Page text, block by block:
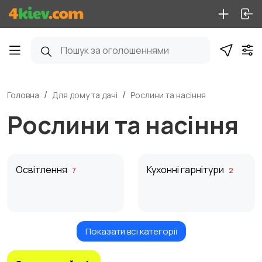
Головна Для дому та дачі Рослини та насіння
Рослини та насіння
Освітлення 7 Кухонні гарнітури 2
Ліжка та матраци 3 Дивани та крісла
Показати всі категорії